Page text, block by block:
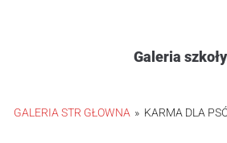
Galeria szkoły
GALERIA STR GŁOWNA » KARMA DLA